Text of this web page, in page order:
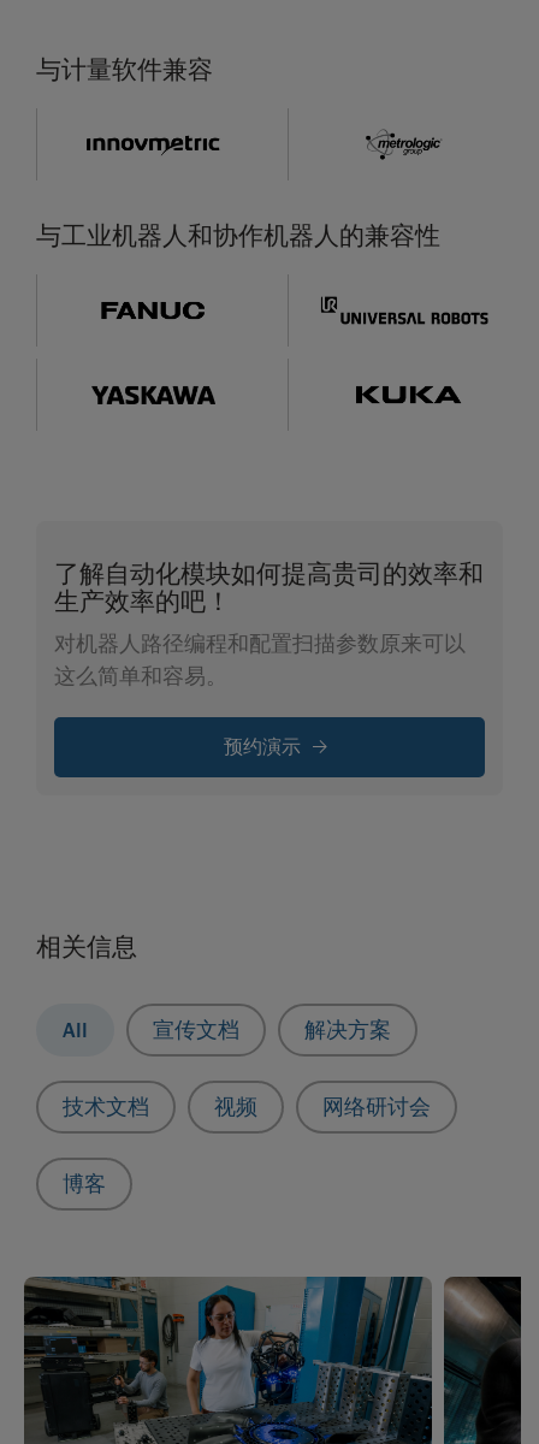
与计量软件兼容
与工业机器人和协作机器人的兼容性
了解自动化模块如何提高贵司的效率和
生产效率的吧！
对机器人路径编程和配置扫描参数原来可以
这么简单和容易。
预约演示
相关信息
All 宣传文档 解决方案
技术文档 视频 网络研讨会
博客